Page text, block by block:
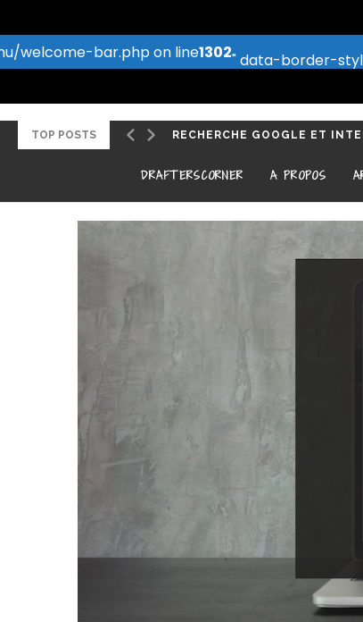
TOP POSTS RECHERCHE GOOGLE ET
DRAFTERSCORNER A PROPOS
welcome-bar.php on line1302" data-border-